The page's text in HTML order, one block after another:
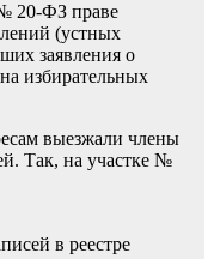
№ 20-ФЗ праве
(устных
заявления о
избирательных
выезжали члены
Так, на участке №
в реестре